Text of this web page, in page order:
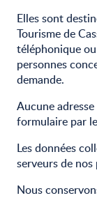
Elles sont
Tourisme de
téléphonique
personnes
demande.
Aucune adresse
formulaire par
Les données
serveurs de
Nous